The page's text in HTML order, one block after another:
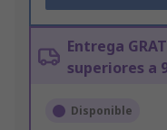
Entrega
superiores a
Disponible